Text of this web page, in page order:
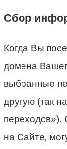
Сбор
Когда Вы
домена
выбранные
другую (так
переходов»).
на Сайте,